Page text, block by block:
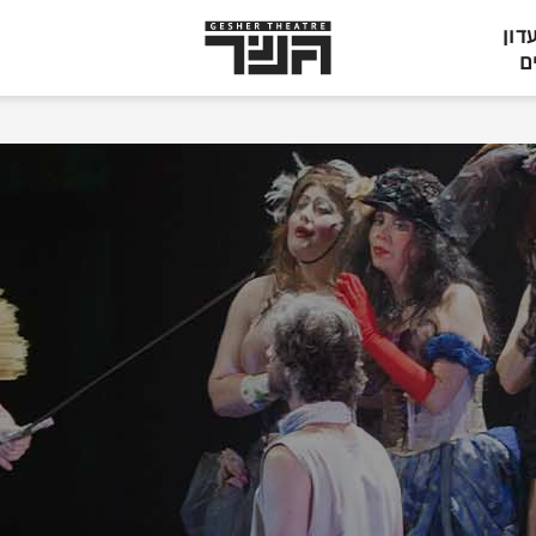
תיאטרון
גשר,
הצגות
בתל